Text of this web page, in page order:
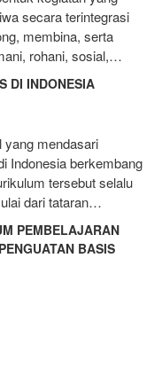
secara terintegrasi
membina, serta
rohani, sosial,…
DI INDONESIA
yang mendasari
Indonesia berkembang
tersebut selalu
dari tataran…
PEMBELAJARAN
BASIS